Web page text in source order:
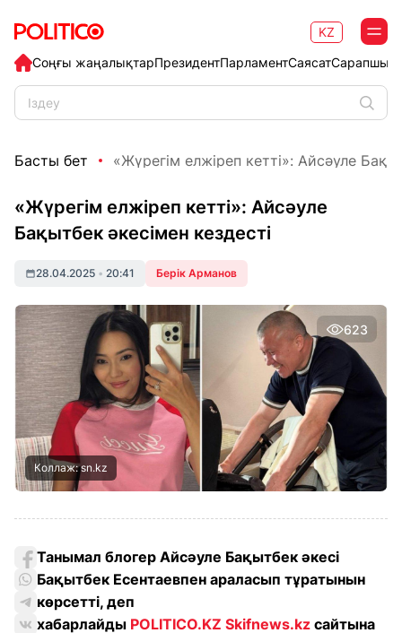
Соңғы жаңалықтарПрезидентПарламентСаясат
KZ
Басты бет «Жүрегім елжіреп кетті»: Айсәуле
«Жүрегім елжіреп кетті»: Айсәуле
Бақытбек әкесімен кездесті
28.04.2025 • 20:41 Берік Арманов
623
Коллаж: sn.kz
Танымал блогер Айсәуле Бақытбек әкесі
Бақытбек Есентаевпен араласып тұратынын
көрсетті, деп
хабарлайды POLITICO.KZ Skifnews.kz сайтына